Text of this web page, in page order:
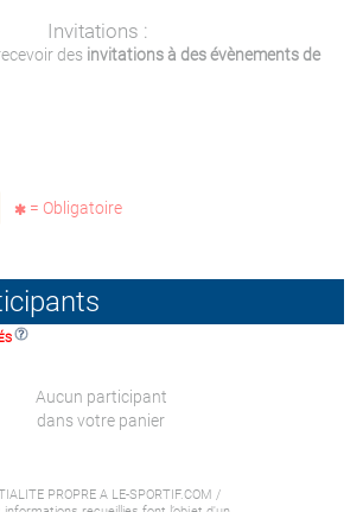
Invitations :
des invitations à des évènements de
= Obligatoire
Aucun participant
dans votre panier
PROPRE A LE-SPORTIF.COM /